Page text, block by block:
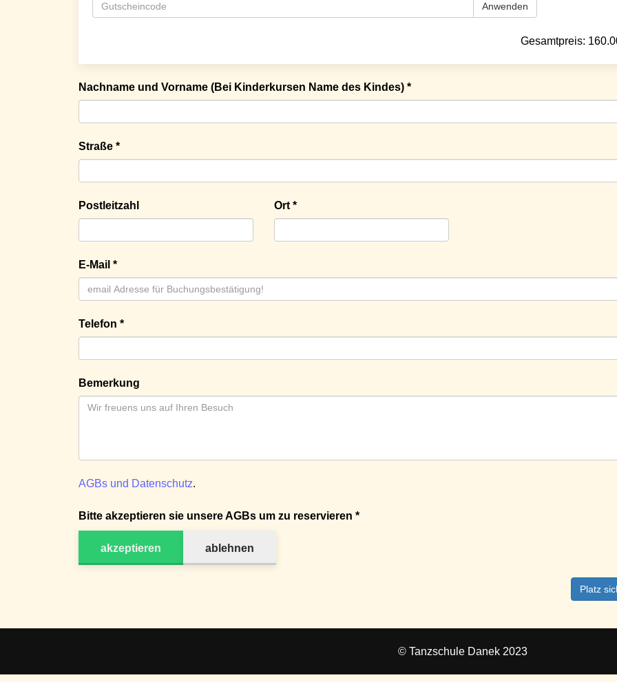
Anwenden
Gesamtpreis:
Nachname und Vorname (Bei Kinderkursen Name des Kindes) *
Straße *
Postleitzahl Ort *
E-Mail *
Telefon *
Bemerkung
AGBs und Datenschutz.
Bitte akzeptieren sie unsere AGBs um zu reservieren *
akzeptieren ablehnen
Platz
© Tanzschule Danek 2023